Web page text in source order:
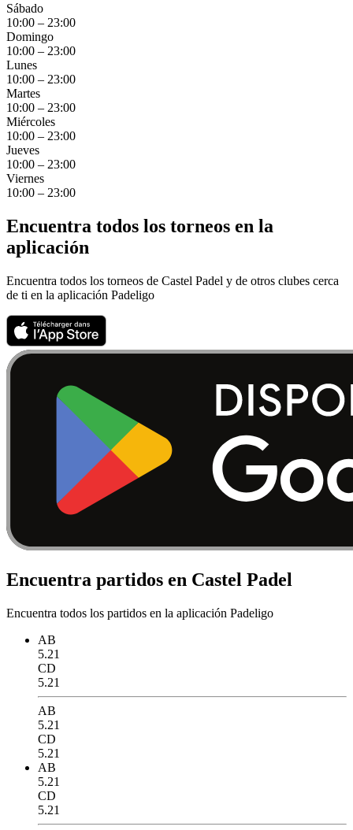
Sábado
10:00 – 23:00
Domingo
10:00 – 23:00
Lunes
10:00 – 23:00
Martes
10:00 – 23:00
Miércoles
10:00 – 23:00
Jueves
10:00 – 23:00
Viernes
10:00 – 23:00
Encuentra todos los torneos en la
aplicación
Encuentra todos los torneos de Castel Padel y de otros clubes cerca
de ti en la aplicación Padeligo
Encuentra partidos en Castel Padel
Encuentra todos los partidos en la aplicación Padeligo
AB
5.21
CD
5.21
AB
5.21
CD
5.21
AB
5.21
CD
5.21